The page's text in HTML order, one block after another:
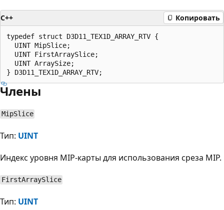
C++ Копировать
typedef struct D3D11_TEX1D_ARRAY_RTV {
  UINT MipSlice;
  UINT FirstArraySlice;
  UINT ArraySize;
Члены
MipSlice
Тип: UINT
Индекс уровня MIP-карты для использования среза MIP.
FirstArraySlice
Тип: UINT